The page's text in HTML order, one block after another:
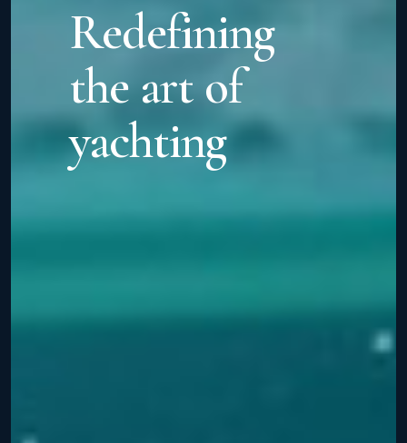
Redefining
the art of
yachting